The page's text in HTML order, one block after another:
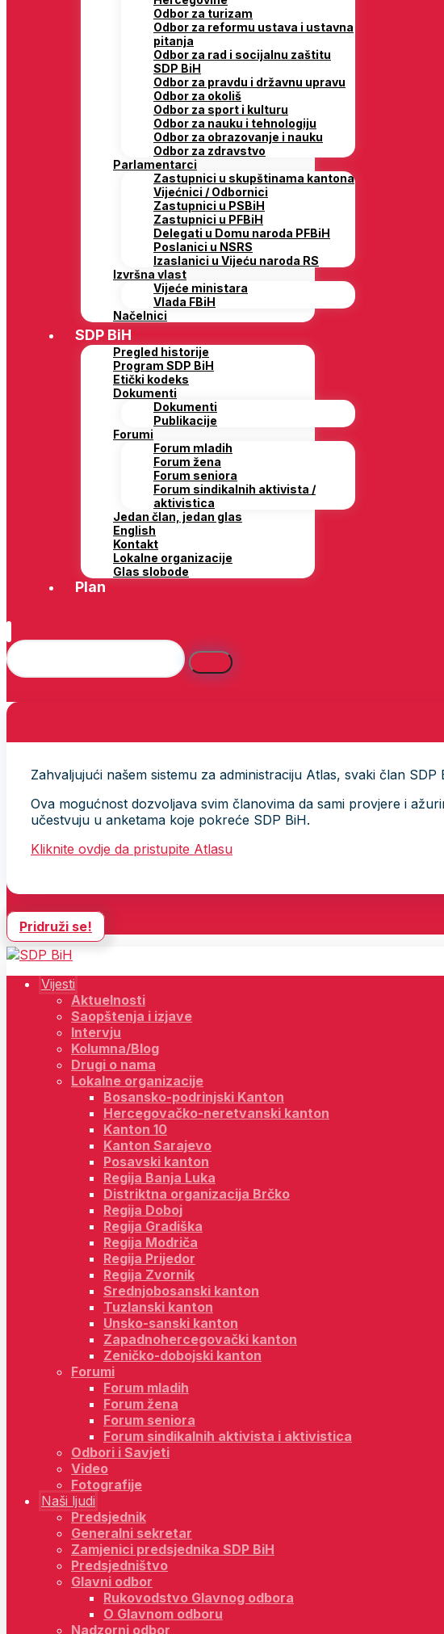
Odbor za turizam
Odbor za reformu ustava i ustavna
pitanja
Odbor za rad i socijalnu zaštitu
SDP BiH
Odbor za pravdu i državnu upravu
Odbor za okoliš
Odbor za sport i kulturu
Odbor za nauku i tehnologiju
Odbor za obrazovanje i nauku
Odbor za zdravstvo
Parlamentarci
Zastupnici u skupštinama kantona
Vijećnici / Odbornici
Zastupnici u PSBiH
Zastupnici u PFBiH
Delegati u Domu naroda PFBiH
Poslanici u NSRS
Izaslanici u Vijeću naroda RS
Izvršna vlast
Vijeće ministara
Vlada FBiH
Načelnici
SDP BiH
Pregled historije
Program SDP BiH
Etički kodeks
Dokumenti
Dokumenti
Publikacije
Forumi
Forum mladih
Forum žena
Forum seniora
Forum sindikalnih aktivista /
aktivistica
Jedan član, jedan glas
English
Kontakt
Lokalne organizacije
Glas slobode
Plan
Zahvaljujući našem sistemu za administraciju Atlas, svaki član
Ova mogućnost dozvoljava svim članovima da sami provjere i
učestvuju u anketama koje pokreće SDP BiH.
Kliknite ovdje da pristupite Atlasu
Pridruži se!
Vijesti
Aktuelnosti
Saopštenja i izjave
Intervju
Kolumna/Blog
Drugi o nama
Lokalne organizacije
Bosansko-podrinjski Kanton
Hercegovačko-neretvanski kanton
Kanton 10
Kanton Sarajevo
Posavski kanton
Regija Banja Luka
Distriktna organizacija Brčko
Regija Doboj
Regija Gradiška
Regija Modriča
Regija Prijedor
Regija Zvornik
Srednjobosanski kanton
Tuzlanski kanton
Unsko-sanski kanton
Zapadnohercegovački kanton
Zeničko-dobojski kanton
Forumi
Forum mladih
Forum žena
Forum seniora
Forum sindikalnih aktivista i aktivistica
Odbori i Savjeti
Video
Fotografije
Naši ljudi
Predsjednik
Generalni sekretar
Zamjenici predsjednika SDP BiH
Predsjedništvo
Glavni odbor
Rukovodstvo Glavnog odbora
O Glavnom odboru
Nadzorni odbor